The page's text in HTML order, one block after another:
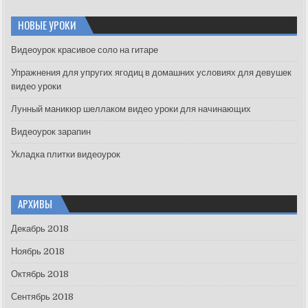
h
f
r
:
НОВЫЕ УРОКИ
Видеоурок красивое соло на гитаре
Упражнения для упругих ягодиц в домашних условиях для девушек
видео уроки
Лунный маникюр шеллаком видео уроки для начинающих
Видеоурок зарапин
Укладка плитки видеоурок
АРХИВЫ
Декабрь 2018
Ноябрь 2018
Октябрь 2018
Сентябрь 2018